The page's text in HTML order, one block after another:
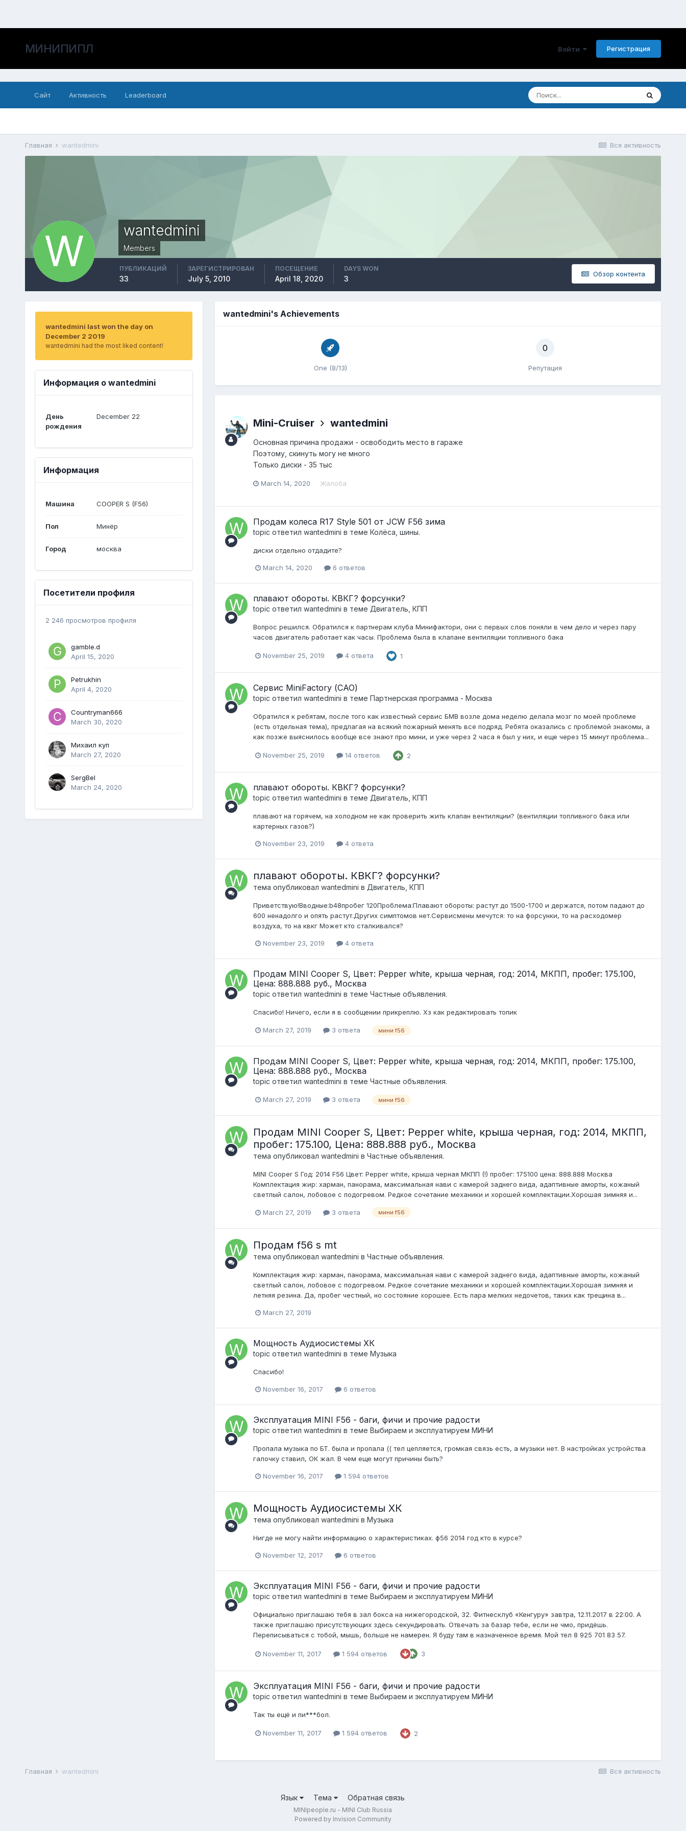
МИНИПИПЛ Войти Регистрация
Сайт Активность Leaderboard
Вся активность
Главная wantedmini
wantedmini
Members
Обзор контента
ПУБЛИКАЦИЙ
33
ЗАРЕГИСТРИРОВАН
July 5, 2010
ПОСЕЩЕНИЕ
April 18, 2020
DAYS WON
3
wantedmini last won the day on
December 2 2019
wantedmini had the most liked content!
Информация о wantedmini
День
рождения
December 22
Информация
Машина COOPER S (F56)
Пол Минёр
Город москва
Посетители профиля
2 246 просмотров профиля
gamble.d
April 15, 2020
Petrukhin
April 4, 2020
Countryman666
March 30, 2020
Михаил куп
March 27, 2020
SergBel
March 24, 2020
wantedmini's Achievements
One (8/13)
0
Репутация
Mini-Cruiser wantedmini
Основная причина продажи - освободить место в гараже
Поэтому, скинуть могу не много
Только диски - 35 тыс
March 14, 2020 Жалоба
Продам колеса R17 Style 501 от JCW F56 зима
topic ответил wantedmini в теме Колёса, шины.
диски отдельно отдадите?
March 14, 2020 6 ответов
плавают обороты. КВКГ? форсунки?
topic ответил wantedmini в теме Двигатель, КПП
Вопрос решился. Обратился к партнерам клуба Минифактори, они с первых слов поняли в чем дело и через пару
часов двигатель работает как часы. Проблема была в клапане вентиляции топливного бака
November 25, 2019 4 ответа 1
Сервис MiniFactory (САО)
topic ответил wantedmini в теме Партнерская программа - Москва
Обратился к ребятам, после того как известный сервис БМВ возле дома неделю делала мозг по моей проблеме
(есть отдельная тема), предлагая на всякий пожарный менять все подряд. Ребята оказались с проблемой знакомы, а
как позже выяснилось вообще все знают про мини, и уже через 2 часа я был у них, и еще через 15 минут проблема...
November 25, 2019 14 ответов 2
плавают обороты. КВКГ? форсунки?
topic ответил wantedmini в теме Двигатель, КПП
плавают на горячем, на холодном не как проверить жить клапан вентиляции? (вентиляции топливного бака или
картерных газов?)
November 23, 2019 4 ответа
плавают обороты. КВКГ? форсунки?
тема опубликовал wantedmini в Двигатель, КПП
Приветствую!Вводные:b48пробег 120Проблема:Плавают обороты: растут до 1500-1700 и держатся, потом падают до
600 ненадолго и опять растут.Других симптомов нет.Сервисмены мечутся: то на форсунки, то на расходомер
воздуха, то на квкг Может кто сталкивался?
November 23, 2019 4 ответа
Продам MINI Cooper S, Цвет: Pepper white, крыша черная, год: 2014, МКПП, пробег: 175.100,
Цена: 888.888 руб., Москва
topic ответил wantedmini в теме Частные объявления.
Спасибо! Ничего, если я в сообщении прикреплю. Хз как редактировать топик
March 27, 2019 3 ответа мини f56
Продам MINI Cooper S, Цвет: Pepper white, крыша черная, год: 2014, МКПП, пробег: 175.100,
Цена: 888.888 руб., Москва
topic ответил wantedmini в теме Частные объявления.
March 27, 2019 3 ответа мини f56
Продам MINI Cooper S, Цвет: Pepper white, крыша черная, год: 2014, МКПП,
пробег: 175.100, Цена: 888.888 руб., Москва
тема опубликовал wantedmini в Частные объявления.
MINI Cooper S Год: 2014 F56 Цвет: Pepper white, крыша черная МКПП (!) пробег: 175100 цена: 888.888 Москва
Комплектация жир: харман, панорама, максимальная нави с камерой заднего вида, адаптивные аморты, кожаный
светлый салон, лобовое с подогревом. Редкое сочетание механики и хорошей комплектации.Хорошая зимняя и...
March 27, 2019 3 ответа мини f56
Продам f56 s mt
тема опубликовал wantedmini в Частные объявления.
Комплектация жир: харман, панорама, максимальная нави с камерой заднего вида, адаптивные аморты, кожаный
светлый салон, лобовое с подогревом. Редкое сочетание механики и хорошей комплектации.Хорошая зимняя и
летняя резина. Да, пробег честный, но состояние хорошее. Есть пара мелких недочетов, таких как трещина в...
March 27, 2019
Мощность Аудиосистемы ХК
topic ответил wantedmini в теме Музыка
Спасибо!
November 16, 2017 6 ответов
Эксплуатация MINI F56 - баги, фичи и прочие радости
topic ответил wantedmini в теме Выбираем и эксплуатируем МИНИ
Пропала музыка по БТ. была и пропала (( тел цепляется, громкая связь есть, а музыки нет. В настройках устройства
галочку ставил, ОК жал. В чем еще могут причины быть?
November 16, 2017 1 594 ответов
Мощность Аудиосистемы ХК
тема опубликовал wantedmini в Музыка
Нигде не могу найти информацию о характеристиках. ф56 2014 год кто в курсе?
November 12, 2017 6 ответов
Эксплуатация MINI F56 - баги, фичи и прочие радости
topic ответил wantedmini в теме Выбираем и эксплуатируем МИНИ
Официально приглашаю тебя в зал бокса на нижегородской, 32. Фитнесклуб «Кенгуру» завтра, 12.11.2017 в 22:00. А
также приглашаю присутствующих здесь секундировать. Отвечать за базар тебе, если не чмо, придёшь.
Переписываться с тобой, мышь, больше не намерен. Я буду там в назначенное время. Мой тел 8 925 701 83 57.
November 11, 2017 1 594 ответов 3
Эксплуатация MINI F56 - баги, фичи и прочие радости
topic ответил wantedmini в теме Выбираем и эксплуатируем МИНИ
Так ты ещё и пи***бол.
November 11, 2017 1 594 ответов 2
Вся активность
Главная wantedmini
Язык Тема Обратная связь
MINIpeople.ru - MINI Club Russia
Powered by Invision Community